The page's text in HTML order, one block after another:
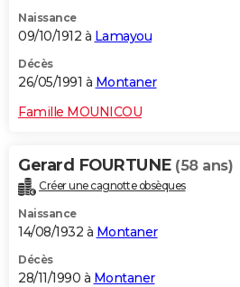
Naissance
09/10/1912 à Lamayou
Décès
26/05/1991 à Montaner
Famille MOUNICOU
Gerard FOURTUNE (58 ans)
Créer une cagnotte obsèques
Naissance
14/08/1932 à Montaner
Décès
28/11/1990 à Montaner